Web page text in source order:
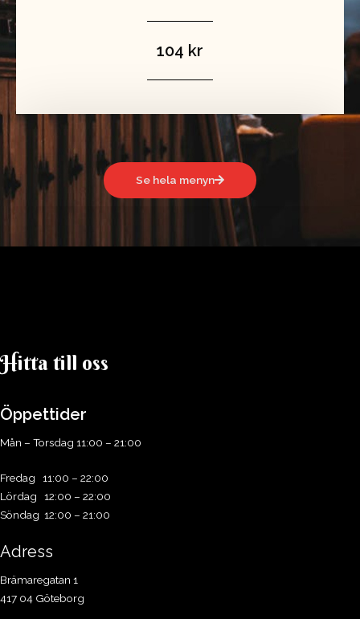
104 kr
Se hela menyn
Hitta till oss​
Öppettider
Mån – Torsdag 11:00 – 21:00
Fredag 11:00 – 22:00
Lördag 12:00 – 22:00
Söndag 12:00 – 21:00
Adress
Brämaregatan 1
417 04 Göteborg